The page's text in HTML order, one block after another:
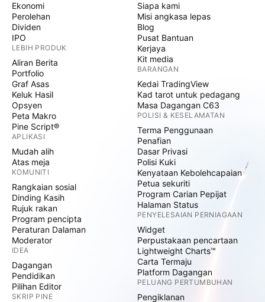
Ekonomi
Perolehan
Dividen
IPO
LEBIH PRODUK
Aliran Berita
Portfolio
Graf Asas
Keluk Hasil
Opsyen
Peta Makro
Pine Script®
APLIKASI
Mudah alih
Atas meja
KOMUNITI
Rangkaian sosial
Dinding Kasih
Rujuk rakan
Program pencipta
Peraturan Dalaman
Moderator
IDEA
Dagangan
Pendidikan
Pilihan Editor
SKRIP PINE
Siapa kami
Misi angkasa lepas
Blog
Pusat Bantuan
Kerjaya
Kit media
BARANGAN
Kedai TradingView
Kad tarot untuk pedagang
Masa Dagangan C63
POLISI & KESELAMATAN
Terma Penggunaan
Penafian
Dasar Privasi
Polisi Kuki
Kenyataan Kebolehcapaian
Petua sekuriti
Program Carian Pepijat
Halaman Status
PENYELESAIAN PERNIAGAAN
Widget
Perpustakaan pencartaan
Lightweight Charts™
Carta Termaju
Platform Dagangan
PELUANG PERTUMBUHAN
Pengiklanan